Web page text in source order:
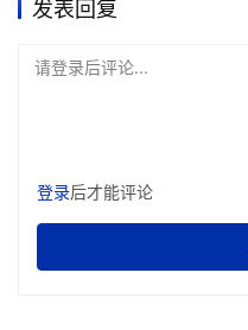
发表回复
请登录后评论...
登录后才能评论